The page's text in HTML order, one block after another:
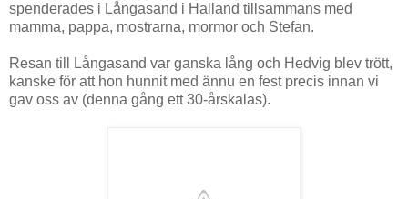
spenderades i Långasand i Halland tillsammans med
mamma, pappa, mostrarna, mormor och Stefan.
Resan till Långasand var ganska lång och Hedvig blev trött,
kanske för att hon hunnit med ännu en fest precis innan vi
gav oss av (denna gång ett 30-årskalas).